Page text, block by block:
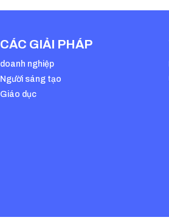
CÁC GIẢI PHÁP
doanh nghiệp
Người sáng tạo
Giáo dục